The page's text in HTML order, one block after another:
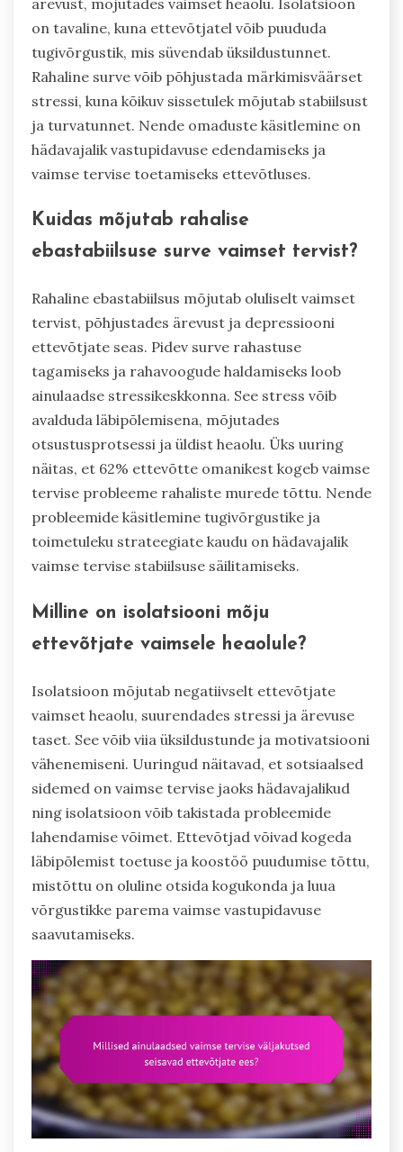
on tavaline, kuna ettevõtjatel võib puududa
tugivõrgustik, mis süvendab üksildustunnet.
Rahaline surve võib põhjustada märkimisväärset
stressi, kuna kõikuv sissetulek mõjutab stabiilsust
ja turvatunnet. Nende omaduste käsitlemine on
hädavajalik vastupidavuse edendamiseks ja
vaimse tervise toetamiseks ettevõtluses.
Kuidas mõjutab rahalise
ebastabiilsuse surve vaimset tervist?
Rahaline ebastabiilsus mõjutab oluliselt vaimset
tervist, põhjustades ärevust ja depressiooni
ettevõtjate seas. Pidev surve rahastuse
tagamiseks ja rahavoogude haldamiseks loob
ainulaadse stressikeskkonna. See stress võib
avalduda läbipõlemisena, mõjutades
otsustusprotsessi ja üldist heaolu. Üks uuring
näitas, et 62% ettevõtte omanikest kogeb vaimse
tervise probleeme rahaliste murede tõttu. Nende
probleemide käsitlemine tugivõrgustike ja
toimetuleku strateegiate kaudu on hädavajalik
vaimse tervise stabiilsuse säilitamiseks.
Milline on isolatsiooni mõju
ettevõtjate vaimsele heaolule?
Isolatsioon mõjutab negatiivselt ettevõtjate
vaimset heaolu, suurendades stressi ja ärevuse
taset. See võib viia üksildustunde ja motivatsiooni
vähenemiseni. Uuringud näitavad, et sotsiaalsed
sidemed on vaimse tervise jaoks hädavajalikud
ning isolatsioon võib takistada probleemide
lahendamise võimet. Ettevõtjad võivad kogeda
läbipõlemist toetuse ja koostöö puudumise tõttu,
mistõttu on oluline otsida kogukonda ja luua
võrgustikke parema vaimse vastupidavuse
saavutamiseks.